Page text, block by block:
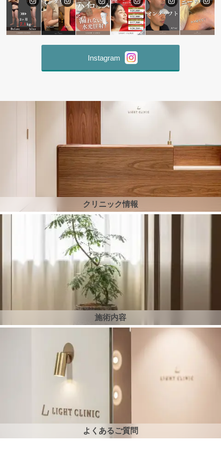
Instagram
クリニック情報
施術内容
よくあるご質問